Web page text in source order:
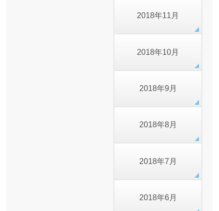
2018年11月
2018年10月
2018年9月
2018年8月
2018年7月
2018年6月